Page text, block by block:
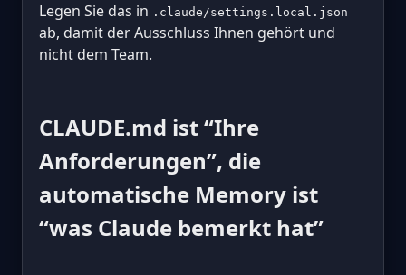
Legen Sie das in .claude/settings.local.json
ab, damit der Ausschluss Ihnen gehört und
nicht dem Team.
CLAUDE.md ist “Ihre
Anforderungen”, die
automatische Memory ist
“was Claude bemerkt hat”